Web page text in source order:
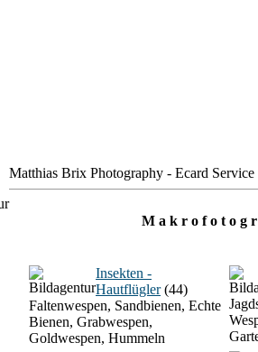
Matthias Brix Photography - Ecard Service
M a k r o f o t o g
Insekten -
Hautflügler(44)
Faltenwespen, Sandbienen, Echte
Bienen, Grabwespen,
Goldwespen, Hummeln